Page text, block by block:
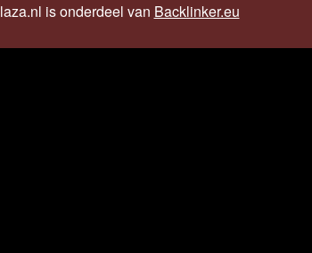
is onderdeel van Backlinker.eu